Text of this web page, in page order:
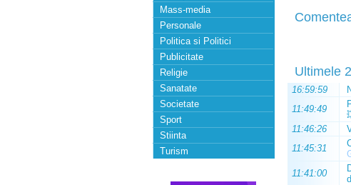
Mass-media
Personale
Politica si Politici
Publicitate
Religie
Sanatate
Societate
Sport
Stiinta
Turism
Ultimele
16:59:59
11:49:49
11:46:26
11:45:31
11:41:00